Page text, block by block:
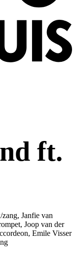
ft.
Janfie van
Joop van der
Emile Visser